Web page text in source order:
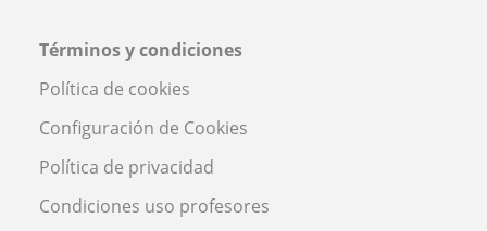
Términos y condiciones
Política de cookies
Configuración de Cookies
Política de privacidad
Condiciones uso profesores